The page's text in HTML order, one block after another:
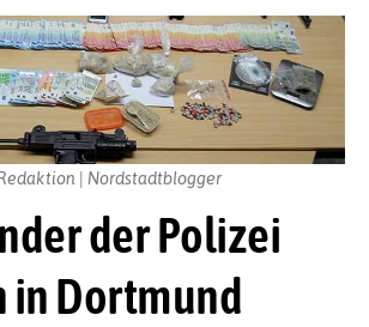
der Polizei
in Dortmund
| Nordstadtblogger